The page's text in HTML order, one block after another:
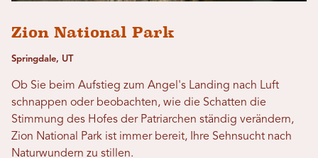
Zion National Park
Springdale, UT
Ob Sie beim Aufstieg zum Angel's Landing nach Luft
schnappen oder beobachten, wie die Schatten die
Stimmung des Hofes der Patriarchen ständig verändern,
Zion National Park ist immer bereit, Ihre Sehnsucht nach
Naturwundern zu stillen.